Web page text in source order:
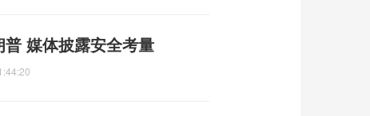
媒体披露安全考量